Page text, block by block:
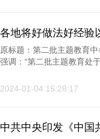
各地将好做法好经验
原标题：第二批主题教育
强调：“第二批主题教育处
2024-01-04 15:28:17
中共中央印发《中国